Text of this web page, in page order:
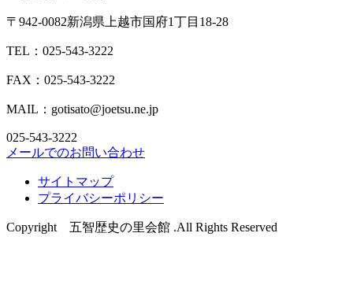
〒942-0082新潟県上越市国府1丁目18-28
TEL：025-543-3222
FAX：025-543-3222
MAIL：gotisato@joetsu.ne.jp
025-543-3222
メールでのお問い合わせ
サイトマップ
プライバシーポリシー
Copyright 五智歴史の里会館 .All Rights Reserved